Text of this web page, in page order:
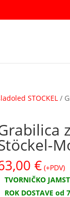
STOCKEL /
€ (+PDV)
TVORNIČKO
ROK DOSTAVE od